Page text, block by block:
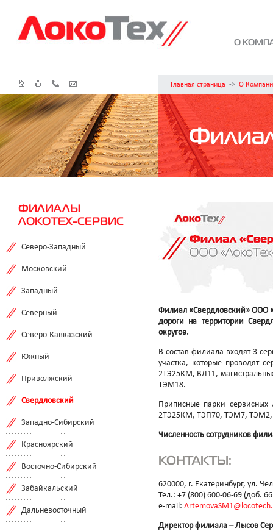
О
Главная страница -> О
ФИЛИАЛЫ
ЛОКОТЕХ-СЕРВИС
Северо-Западный
Московский
Западный
Северный
Северо-Кавказский
Южный
Приволжский
Свердловский
Западно-Сибирский
Красноярский
Восточно-Сибирский
Забайкальский
Дальневосточный
Филиал «Свердловский» ООО
дороги на территории
округов.
В состав филиала входят 3
участка, которые проводят
2ТЭ25КМ, ВЛ11,
ТЭМ18.
Приписные парки
2ТЭ25КМ, ТЭП70, ТЭМ7,
Численность сотрудников
КОНТАКТЫ:
620000, г. Екатеринбург, ул.
Тел.: +7 (800) 600-06-69 (доб.
e-mail:
Директор филиала – Лысов